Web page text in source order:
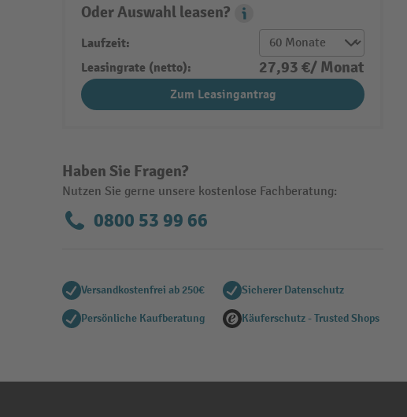
Haben Sie Fragen?
Nutzen Sie gerne unsere kostenlose Fachberatung:
0800 53 99 66
Oder Auswahl leasen?
Leasing Popover
Laufzeit:
Leasingrate (netto):
27,93 €/ Monat
Zum Leasingantrag
Versandkostenfrei ab 250€ Sicherer Datenschutz
Persönliche Kaufberatung Käuferschutz - Trusted Shops